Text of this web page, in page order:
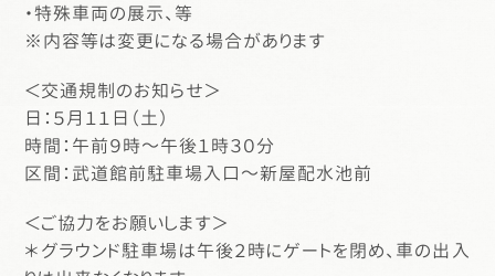
・特殊車両の展示、等
※内容等は変更になる場合があります
＜交通規制のお知らせ＞
日：５月１１日（土）
時間：午前９時～午後１時３０分
区間：武道館前駐車場入口～新屋配水池前
＜ご協力をお願いします＞
＊グラウンド駐車場は午後２時にゲートを閉め、車の出入